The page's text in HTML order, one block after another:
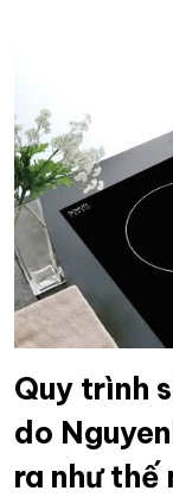
Quy trình
do
ra như thế